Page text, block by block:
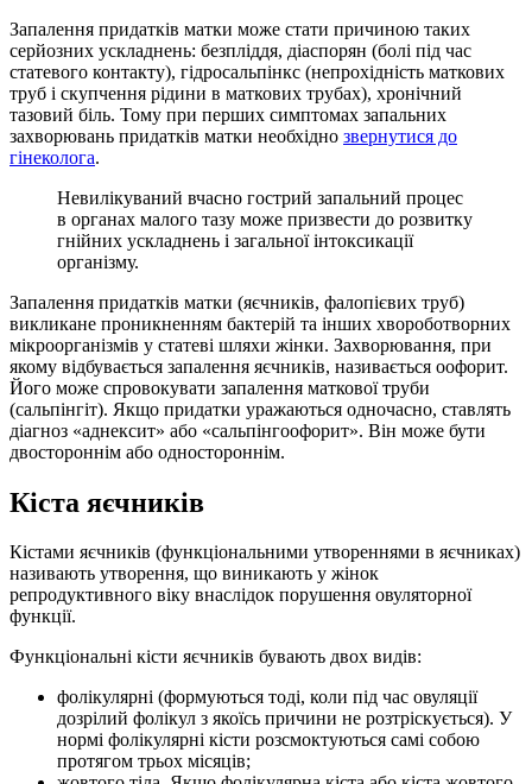
Запалення придатків матки може стати причиною таких
серйозних ускладнень: безпліддя, діаспорян (болі під час
статевого контакту), гідросальпінкс (непрохідність маткових
труб і скупчення рідини в маткових трубах), хронічний
тазовий біль. Тому при перших симптомах запальних
захворювань придатків матки необхідно звернутися до
гінеколога.
Невилікуваний вчасно гострий запальний процес
в органах малого тазу може призвести до розвитку
гнійних ускладнень і загальної інтоксикації
організму.
Запалення придатків матки (яєчників, фалопієвих труб)
викликане проникненням бактерій та інших хвороботворних
мікроорганізмів у статеві шляхи жінки. Захворювання, при
якому відбувається запалення яєчників, називається оофорит.
Його може спровокувати запалення маткової труби
(сальпінгіт). Якщо придатки уражаються одночасно, ставлять
діагноз «аднексит» або «сальпінгоофорит». Він може бути
двостороннім або одностороннім.
Кіста яєчників
Кістами яєчників (функціональними утвореннями в яєчниках)
називають утворення, що виникають у жінок
репродуктивного віку внаслідок порушення овуляторної
функції.
Функціональні кісти яєчників бувають двох видів:
фолікулярні (формуються тоді, коли під час овуляції
дозрілий фолікул з якоїсь причини не розтріскується). У
нормі фолікулярні кісти розсмоктуються самі собою
протягом трьох місяців;